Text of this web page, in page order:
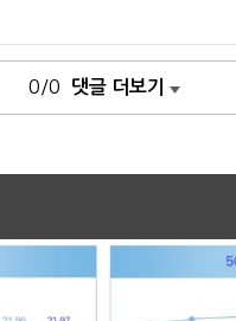
0/0 댓글 더보기